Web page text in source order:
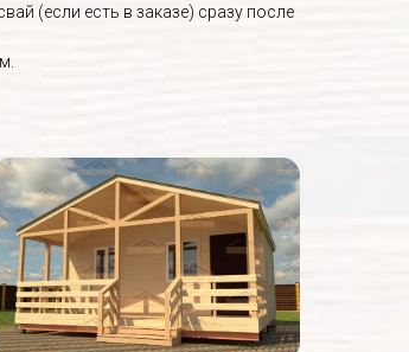
(если есть в заказе) сразу после